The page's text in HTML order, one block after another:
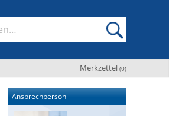
Merkzettel (0)
Ansprechperson